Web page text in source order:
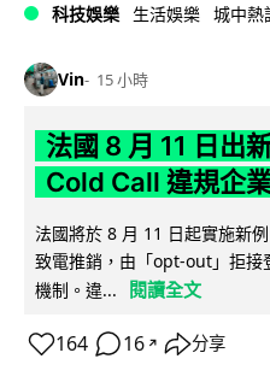
科技娛樂 生活娛樂 城中熱
Vin 15 小時
法國 8 月 11 日出
Cold Call 違規企
法國將於 8 月 11 日起實施新
致電推銷，由「opt-out」拒
機制。違...
閱讀全文
164 16 ↗ 分享